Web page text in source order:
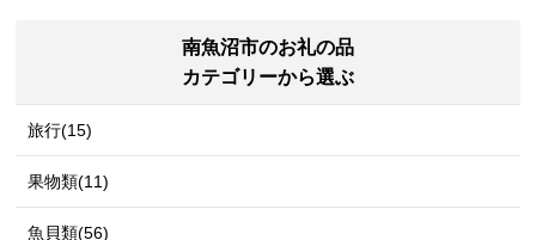
南魚沼市のお礼の品
カテゴリーから選ぶ
旅行(15)
果物類(11)
魚貝類(56)